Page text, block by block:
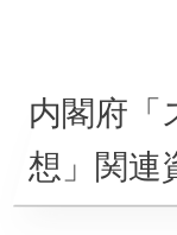
内閣府「
想」関連